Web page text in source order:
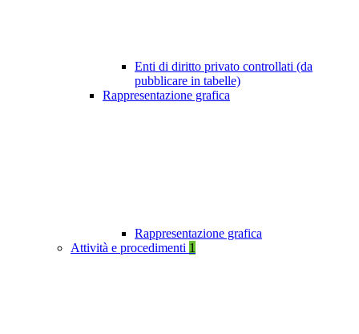
Enti di diritto privato controllati (da
pubblicare in tabelle)
Rappresentazione grafica
Rappresentazione grafica
Attività e procedimenti 1